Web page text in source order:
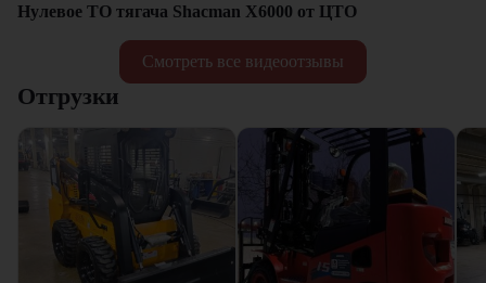
Смотреть все видеоотзывы
Нулевое ТО тягача Shacman Х6000 от ЦТО
Отгрузки